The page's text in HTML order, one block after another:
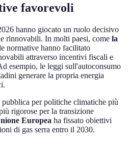
favorevoli
hanno giocato un ruolo decisivo
rinnovabili. In molti paesi, come la
normative hanno facilitato
attraverso incentivi fiscali e
esempio, le leggi sull'autoconsumo
generare la propria energia
pubblica per politiche climatiche più
rigorose per la transizione
Europea ha fissato obiettivi
di gas serra entro il 2030.